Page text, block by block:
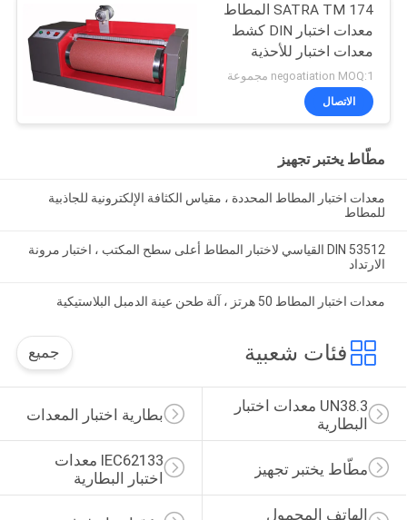
SATRA TM 174 المطاط
معدات اختبار DIN كشط
معدات اختبار للأحذية
الوحيد
negoatiation MOQ:1 مجموعة
الاتصال
مطّاط يختبر تجهيز
معدات اختبار المطاط المحددة ، مقياس الكثافة الإلكترونية للجاذبية
للمطاط
DIN 53512 القياسي لاختبار المطاط أعلى سطح المكتب ، اختبار مرونة
الارتداد
معدات اختبار المطاط 50 هرتز ، آلة طحن عينة الدمبل البلاستيكية
فئات شعبية جميع
بطارية اختبار المعدات
UN38.3 معدات اختبار
البطارية
IEC62133 معدات
اختبار البطارية
مطّاط يختبر تجهيز
الهاتف المحمول